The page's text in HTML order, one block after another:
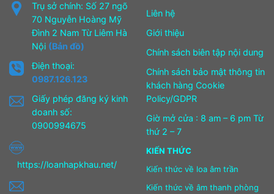
Trụ sở chính: Số 27 ngõ
70 Nguyễn Hoàng Mỹ
Đình 2 Nam Từ Liêm Hà
Nội (Bản đồ)
Điện thoại:
0987.126.123
Giấy phép đăng ký kinh
doanh số:
0900994675
https://loanhapkhau.net/
Liên hệ
Giới thiệu
Chính sách biên tập nội dung
Chính sách bảo mật thông tin
khách hàng Cookie
Policy/GDPR
Giờ mở cửa : 8 am – 6 pm Từ
thứ 2 – 7
KIẾN THỨC
Kiến thức về loa âm trần
Kiến thức về âm thanh phòng